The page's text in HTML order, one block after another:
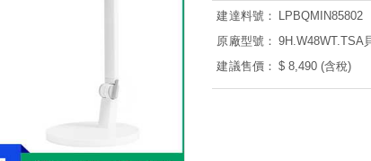
建達料號：
LPBQMIN85802
原廠型號： 9H.W48WT.TSA
建議售價： $ 8,490 (含稅)